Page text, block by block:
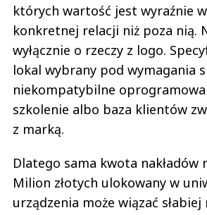
których wartość jest wyraźnie
konkretnej relacji niż poza nią.
wyłącznie o rzeczy z logo.
lokal wybrany pod wymagania
niekompatybilne
szkolenie albo baza klientów
z marką.
Dlatego sama kwota nakładów
Milion złotych ulokowany w
urządzenia może wiązać słabiej